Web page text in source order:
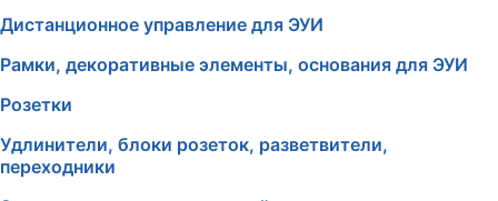
Дистанционное управление для ЭУИ
Рамки, декоративные элементы, основания для ЭУИ
Розетки
Удлинители, блоки розеток, разветвители,
переходники